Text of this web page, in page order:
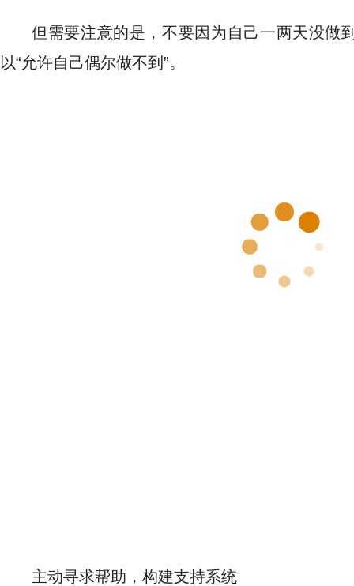
但需要注意的是，不要因为自己一两天没做
以“允许自己偶尔做不到”。
主动寻求帮助，构建支持系统